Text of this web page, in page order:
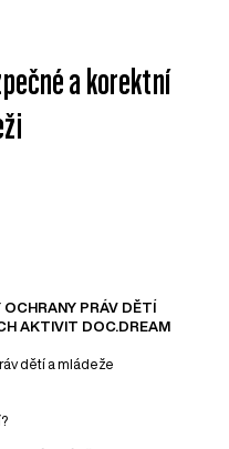
a korektní
PRÁV DĚTÍ
AKTIVIT DOC.DREAM
dětí a mládeže